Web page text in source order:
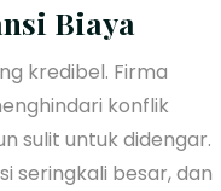
Biaya
kredibel. Firma
konflik
sulit untuk didengar.
seringkali besar, dan